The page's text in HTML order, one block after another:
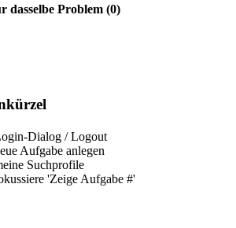
dasselbe Problem (0)
Dialog / Logout
Aufgabe anlegen
Suchprofile
'Zeige Aufgabe #'